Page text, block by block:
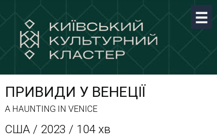
ПРИВИДИ У ВЕНЕЦІЇ
A HAUNTING IN VENICE
США / 2023 / 104 хв